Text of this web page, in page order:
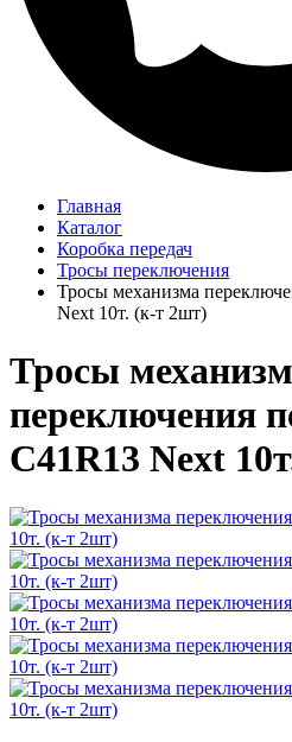
Главная
Каталог
Коробка передач
Тросы переключения
Тросы механизма
Next 10т. (к-т 2шт)
Тросы
переключения
C41R13 Next